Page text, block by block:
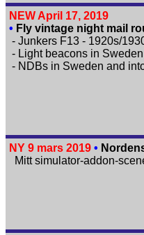
NEW April 17, 2019
• Fly vintage night mail
- Junkers F13 - 1920s/
- Light beacons in
- NDBs in Sweden and
NY 9 mars 2019 •
Mitt simulator-addon-